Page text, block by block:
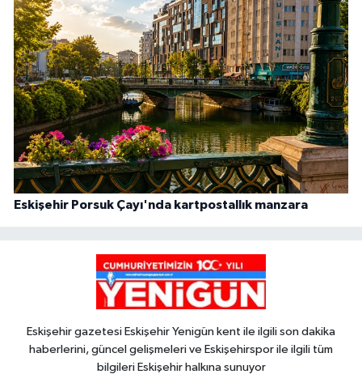
Eskişehir Porsuk Çayı'nda kartpostallık manzara
Eskişehir gazetesi Eskişehir Yenigün kent ile ilgili son dakika
haberlerini, güncel gelişmeleri ve Eskişehirspor ile ilgili tüm
bilgileri Eskişehir halkına sunuyor